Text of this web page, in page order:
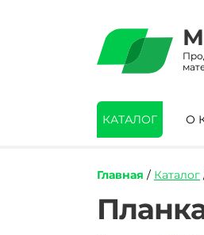
КАТАЛОГ О
Главная / Каталог
https://